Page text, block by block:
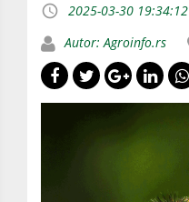
2025-03-30 19:34:12
Autor: Agroinfo.rs